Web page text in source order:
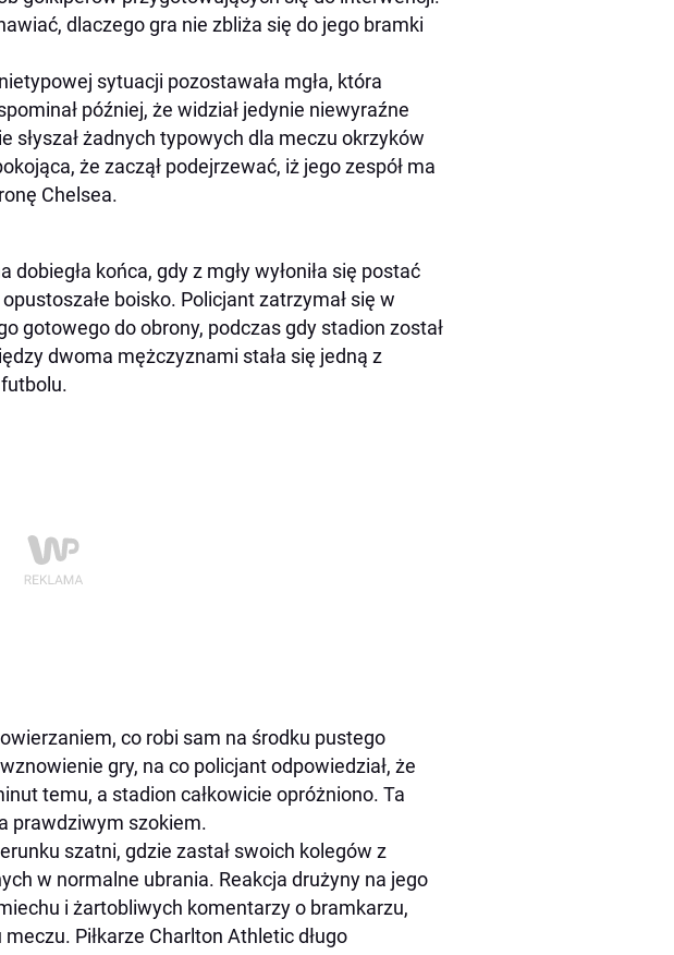
dlaczego gra nie zbliża się do jego bramki
sytuacji pozostawała mgła, która
później, że widział jedynie niewyraźne
słyszał żadnych typowych dla meczu okrzyków
że zaczął podejrzewać, iż jego zespół ma
Chelsea.
końca, gdy z mgły wyłoniła się postać
boisko. Policjant zatrzymał się w
gotowego do obrony, podczas gdy stadion został
dwoma mężczyznami stała się jedną z
co robi sam na środku pustego
gry, na co policjant odpowiedział, że
temu, a stadion całkowicie opróżniono. Ta
prawdziwym szokiem.
szatni, gdzie zastał swoich kolegów z
w normalne ubrania. Reakcja drużyny na jego
i żartobliwych komentarzy o bramkarzu,
Piłkarze Charlton Athletic długo